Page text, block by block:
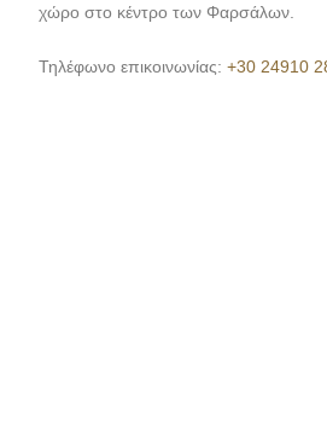
χώρο στο κέντρο των Φαρσάλων.
Τηλέφωνο επικοινωνίας:+30 24910